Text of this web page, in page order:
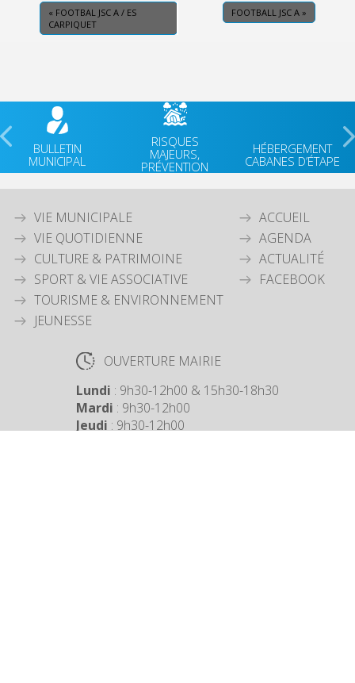
« FOOTBAL JSC A / ES
CARPIQUET
FOOTBALL JSC A »
BULLETIN
MUNICIPAL
RISQUES
MAJEURS,
PRÉVENTION
HÉBERGEMENT
CABANES D’ÉTAPE
VIE MUNICIPALE
VIE QUOTIDIENNE
CULTURE & PATRIMOINE
SPORT & VIE ASSOCIATIVE
TOURISME & ENVIRONNEMENT
JEUNESSE
ACCUEIL
AGENDA
ACTUALITÉ
FACEBOOK
OUVERTURE MAIRIE
Lundi : 9h30-12h00 & 15h30-18h30
Mardi : 9h30-12h00
Jeudi : 9h30-12h00